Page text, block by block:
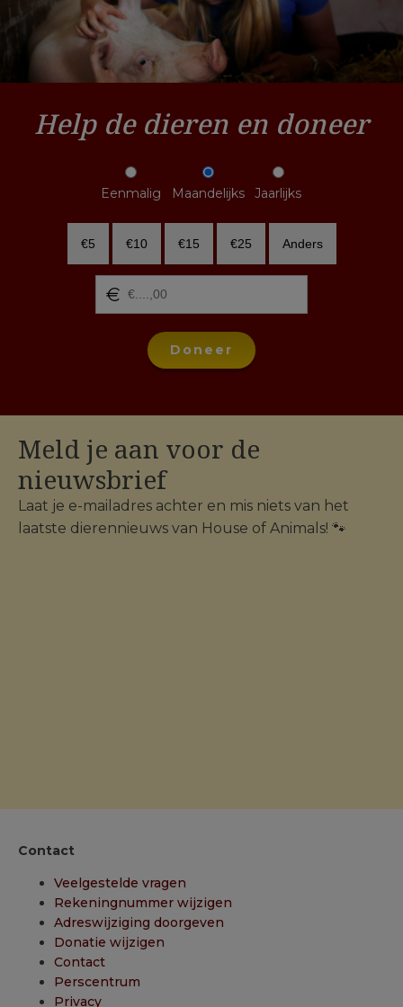
Help de dieren en doneer
Eenmalig Maandelijks Jaarlijks
€5 €10 €15 €25 Anders
Doneer
Meld je aan voor de
nieuwsbrief
Laat je e-mailadres achter en mis niets van het
laatste dierennieuws van House of Animals! 🐾
Contact
Veelgestelde vragen
Rekeningnummer wijzigen
Adreswijziging doorgeven
Donatie wijzigen
Contact
Perscentrum
Privacy